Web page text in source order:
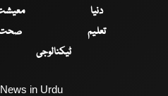
دنیا
تعلیم
ٹیکنالوجی
in Urdu